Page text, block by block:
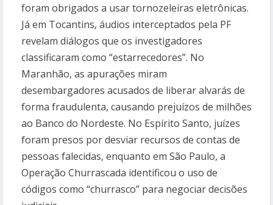
foram obrigados a usar tornozeleiras eletrônicas.
Já em Tocantins, áudios interceptados pela PF
revelam diálogos que os investigadores
classificaram como “estarrecedores”. No
Maranhão, as apurações miram
desembargadores acusados de liberar alvarás de
forma fraudulenta, causando prejuízos de milhões
ao Banco do Nordeste. No Espírito Santo, juízes
foram presos por desviar recursos de contas de
pessoas falecidas, enquanto em São Paulo, a
Operação Churrascada identificou o uso de
códigos como “churrasco” para negociar decisões